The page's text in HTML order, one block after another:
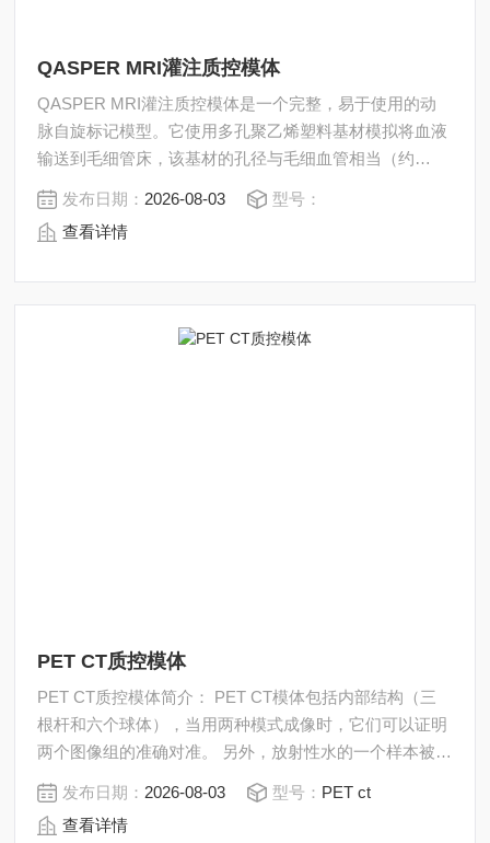
QASPER MRI灌注质控模体
QASPER MRI灌注质控模体是一个完整，易于使用的动
脉自旋标记模型。它使用多孔聚乙烯塑料基材模拟将血液
输送到毛细管床，该基材的孔径与毛细血管相当（约
10um），由排列成环状的60个小动脉鳞片管供给。这导
致灌注信号的近似环形区域。与志愿者不同，灌注液（循
环QASPER模型的水基液体）的输送速率每次都是一致
发布日期： 2026-08-03
型号：
查看详情
PET CT质控模体
PET CT质控模体简介： PET CT模体包括内部结构（三
根杆和六个球体），当用两种模式成像时，它们可以证明
两个图像组的准确对准。 另外，放射性水的一个样本被
水，骨骼和CT造影材料（以及仅空气）衰减，以确定基
于CT的PET衰减校正工作的准确度。
发布日期： 2026-08-03 型号： PET ct
查看详情